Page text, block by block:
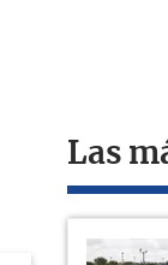
Las